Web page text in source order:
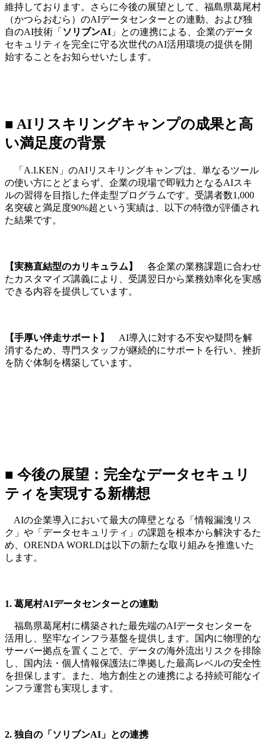
維持しております。さらに今後の展望として、福島県葛尾村
（かつらおむら）のAIデータセンターとの連動、および独
自のAI技術「 ソリブンAI 」との連携による、企業のデータ
セキュリティを完全に守る次世代のAI活用環境の提供を開
始することをお知らせいたします。
■ AIリスキリングキャンプの成果と高
い満足度の背景
「A.I.KEN」のAIリスキリングキャンプは、単なるツール
の使い方にとどまらず、企業の現場で即戦力となるAIスキ
ルの習得を目指した伴走型プログラムです。受講者数1,000
名突破と満足度90%超という実績は、以下の特徴が評価され
た結果です。
【実務直結型のカリキュラム】 各企業の業務課題に合わせ
たカスタマイズ講義により、受講翌日から業務効率化を実感
できる内容を提供しています。
【手厚い伴走サポート】 AI導入に対する不安や疑問を解
消するため、専門スタッフが継続的にサポートを行い、挫折
を防ぐ体制を構築しています。
■ 今後の展望：完全なデータセキュリ
ティを実現する新構想
AIの企業導入において最大の障壁となる「情報漏洩リス
ク」や「データセキュリティ」の課題を根本から解決するた
め、ORENDA WORLDは以下の新たな取り組みを推進いた
します。
1. 葛尾村AIデータセンターとの連動
福島県葛尾村に構築された最先端のAIデータセンターを
活用し、堅牢なインフラ基盤を提供します。国内に物理的な
サーバー拠点を置くことで、データの海外流出リスクを排除
し、国内法・個人情報保護法に準拠した最高レベルの安全性
を担保します。また、地方創生との連携による持続可能なイ
ンフラ運営も実現します。
2. 独自の「ソリブンAI」との連携